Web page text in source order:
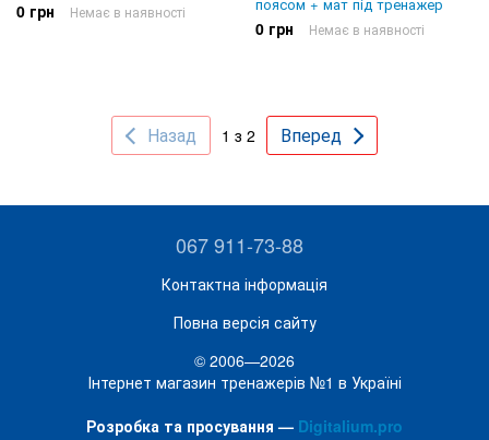
0 грн Немає в наявності
поясом + мат під тренажер
0 грн Немає в наявності
Назад 1 з 2 Вперед
067 911-73-88
Контактна інформація
Повна версія сайту
© 2006—2026
Інтернет магазин тренажерів №1 в Україні
Розробка та просування — Digitalium.pro